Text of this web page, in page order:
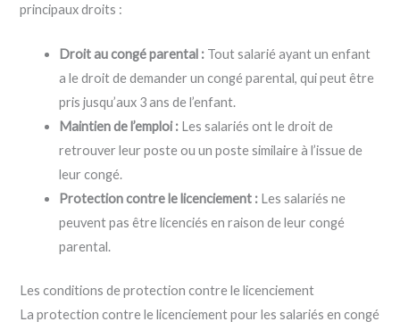
principaux droits :
Droit au congé parental : Tout salarié ayant un enfant
a le droit de demander un congé parental, qui peut être
pris jusqu’aux 3 ans de l’enfant.
Maintien de l’emploi : Les salariés ont le droit de
retrouver leur poste ou un poste similaire à l’issue de
leur congé.
Protection contre le licenciement : Les salariés ne
peuvent pas être licenciés en raison de leur congé
parental.
Les conditions de protection contre le licenciement
La protection contre le licenciement pour les salariés en congé